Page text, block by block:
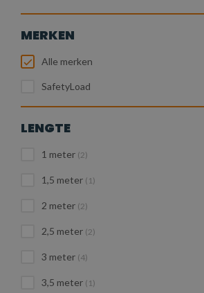
MERKEN
Alle merken
SafetyLoad
LENGTE
1 meter (2)
1,5 meter (1)
2 meter (2)
2,5 meter (2)
3 meter (4)
3,5 meter (1)